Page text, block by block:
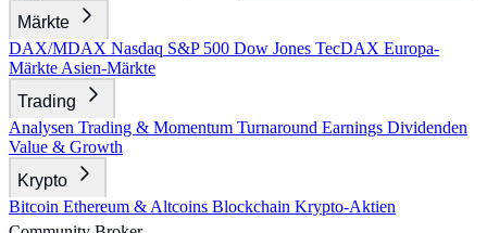
Märkte
DAX/MDAX Nasdaq S&P 500 Dow Jones TecDAX Europa-
Märkte Asien-Märkte
Trading
Analysen Trading & Momentum Turnaround Earnings Dividenden
Value & Growth
Krypto
Bitcoin Ethereum & Altcoins Blockchain Krypto-Aktien